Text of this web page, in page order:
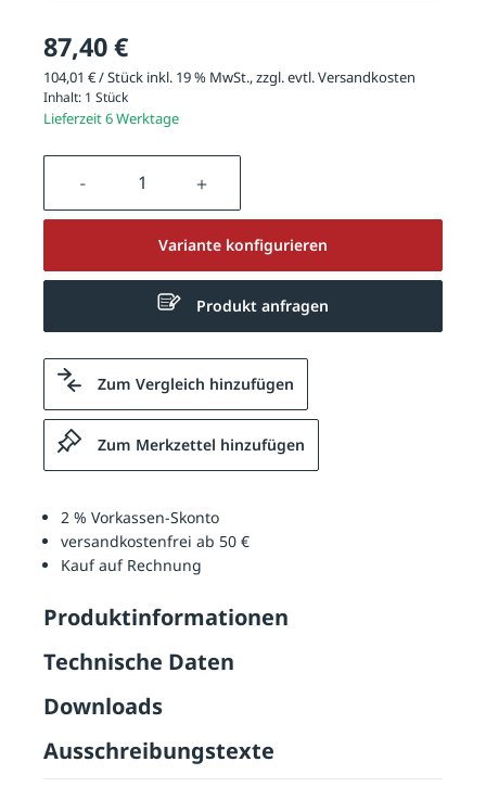
87,40 €
104,01 € / Stück inkl. 19 % MwSt., zzgl. evtl.Versandkosten
Inhalt: 1 Stück
Lieferzeit 6 Werktage
Produkt Anzahl: Gib den
Variante konfigurieren
Produkt anfragen
Zum Vergleich hinzufügen
Zum Merkzettel hinzufügen
2 % Vorkassen-Skonto
versandkostenfrei ab 50 €
Kauf auf Rechnung
Produktinformationen
Technische Daten
Downloads
Ausschreibungstexte